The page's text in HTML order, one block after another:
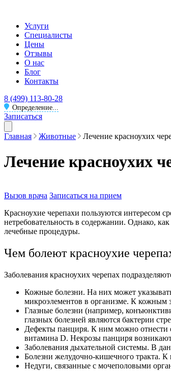
Услуги
Специалисты
Цены
Отзывы
О нас
Блог
Контакты
8 (499) 113-80-28
Определение...
Записаться
Главная Животные Лечение красноухих
Лечение красноухих
Вызов врача Записаться на прием
Красноухие черепахи пользуются интересом
нетребовательность в содержании. Однако,
лечебные процедуры.
Чем болеют красноухие
Заболевания красноухих черепах
Кожные болезни. На них может
микроэлементов в организме. К кожным
Глазные болезни (например,
глазных болезней являются бактерии
Дефекты панциря. К ним можно отнести
витамина D. Некрозы панциря
Заболевания дыхательной системы. В
Болезни желудочно-кишечного тракта.
Недуги, связанные с мочеполовыми